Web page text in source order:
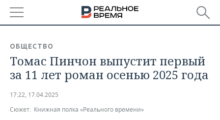
БАШКОРТОСТАН
ТАТАРСТАН
НОВОСТИ
АНАЛИТИКА
ОБЩЕСТВО
Томас Пинчон выпустит первый
за 11 лет роман осенью 2025 года
17:22, 17.04.2025
Сюжет: Книжная полка «Реального времени»